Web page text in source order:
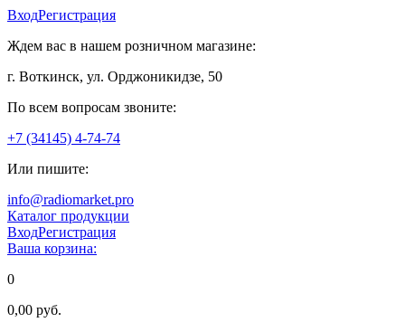
ВходРегистрация
Ждем вас в нашем розничном магазине:
г. Воткинск, ул. Орджоникидзе, 50
По всем вопросам звоните:
+7 (34145) 4-74-74
Или пишите:
info@radiomarket.pro
Каталог продукции
ВходРегистрация
Ваша корзина:
0
0,00 руб.